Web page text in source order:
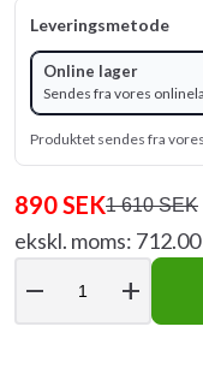
Leveringsmetode
Online lager
Sendes fra vores
Produktet sendes fra
890 SEK1 610 SEK
ekskl. moms: 712.00
remove add